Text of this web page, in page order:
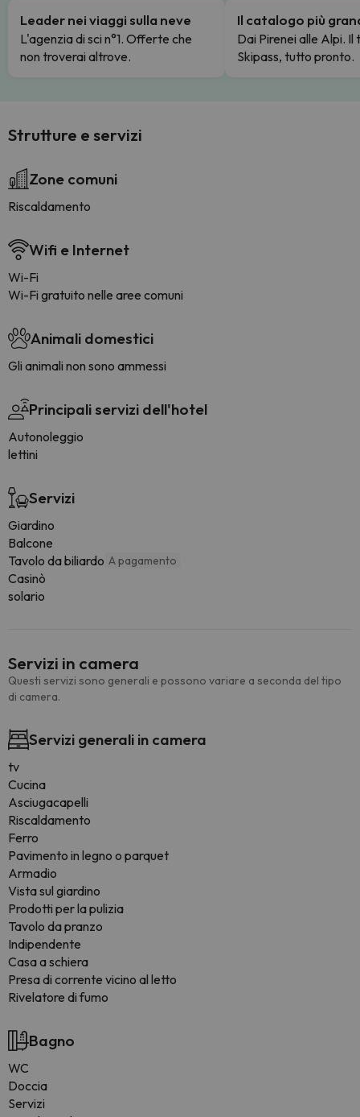
Leader nei viaggi sulla neve
L'agenzia di sci n°1. Offerte che
non troverai altrove.
Il catalogo più
Dai Pirenei alle Alpi. Il
Skipass, tutto pronto.
Strutture e servizi
Zone comuni
Riscaldamento
Wifi e Internet
Wi-Fi
Wi-Fi gratuito nelle aree comuni
Animali domestici
Gli animali non sono ammessi
Principali servizi dell'hotel
Autonoleggio
lettini
Servizi
Giardino
Balcone
Tavolo da biliardo A pagamento
Casinò
solario
Servizi in camera
Questi servizi sono generali e possono variare a seconda del tipo
di camera.
Servizi generali in camera
tv
Cucina
Asciugacapelli
Riscaldamento
Ferro
Pavimento in legno o parquet
Armadio
Vista sul giardino
Prodotti per la pulizia
Tavolo da pranzo
Indipendente
Casa a schiera
Presa di corrente vicino al letto
Rivelatore di fumo
Bagno
WC
Doccia
Servizi